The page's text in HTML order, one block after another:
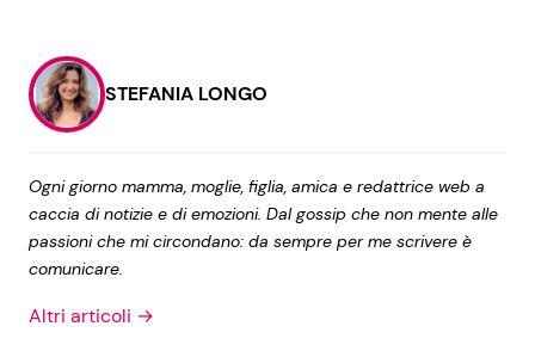
STEFANIA LONGO
Ogni giorno mamma, moglie, figlia, amica e redattrice web a
caccia di notizie e di emozioni. Dal gossip che non mente alle
passioni che mi circondano: da sempre per me scrivere è
comunicare.
Altri articoli →